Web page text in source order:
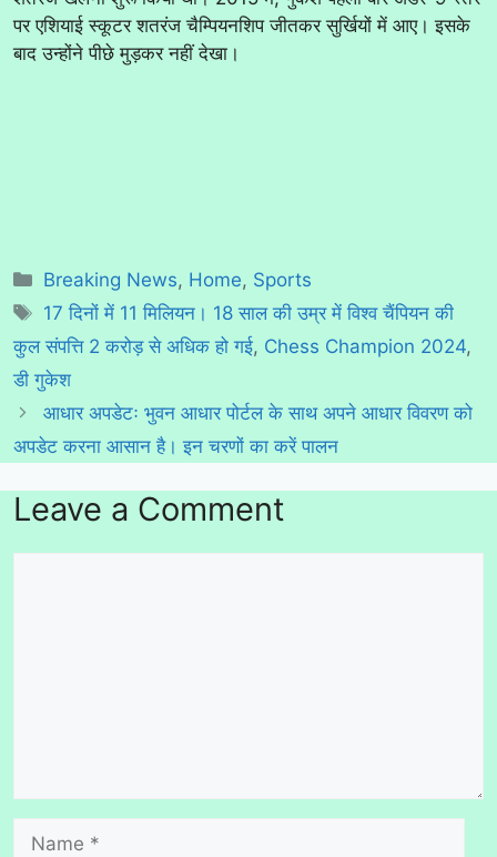
पर एशियाई स्कूटर शतरंज चैम्पियनशिप जीतकर सुर्खियों में आए। इसके
बाद उन्होंने पीछे मुड़कर नहीं देखा।
Categories
Breaking News, Home, Sports
Tags
17 दिनों में 11 मिलियन। 18 साल की उम्र में विश्व चैंपियन की
कुल संपत्ति 2 करोड़ से अधिक हो गई, Chess Champion 2024,
डी गुकेश
आधार अपडेटः भुवन आधार पोर्टल के साथ अपने आधार विवरण को
अपडेट करना आसान है। इन चरणों का करें पालन
Leave a Comment